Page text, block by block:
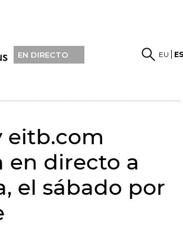
EN DIRECTO EU
eitb.com
en directo a
el sábado por